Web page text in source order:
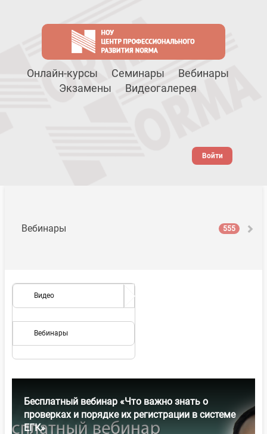
Онлайн-курсы Семинары
Вебинары
Экзамены
Видеогалерея
Войти
Вебинары 555
Видео
Вебинары
Бесплатный вебинар «Что важно знать о
проверках и порядке их регистрации в системе
ЕГК»